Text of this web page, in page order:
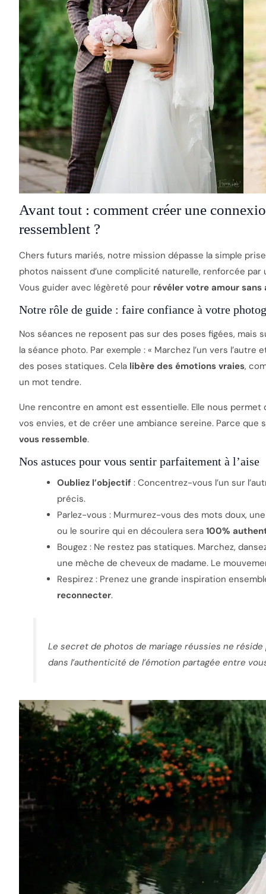
Avant tout : comment créer une
ressemblent ?
Chers futurs mariés, notre mission dépasse la simple
photos naissent d’une complicité naturelle, renforcée
Vous guider avec légèreté pour révéler votre amour
Notre rôle de guide : faire confiance à votre
Nos séances ne reposent pas sur des poses figées,
la séance photo. Par exemple : « Marchez l’un vers
des poses statiques. Cela libère des émotions vraies,
un mot tendre.
Une rencontre en amont est essentielle. Elle nous
vos envies, et de créer une ambiance sereine. Parce que
vous ressemble.
Nos astuces pour vous sentir parfaitement à l’aise
Oubliez l’objectif : Concentrez-vous l’un sur
précis.
Parlez-vous : Murmurez-vous des mots doux,
ou le sourire qui en découlera sera 100%
Bougez : Ne restez pas statiques. Marchez,
une mèche de cheveux de madame. Le
Respirez : Prenez une grande inspiration
reconnecter.
Le secret de photos de mariage réussies ne
dans l’authenticité de l’émotion partagée entre